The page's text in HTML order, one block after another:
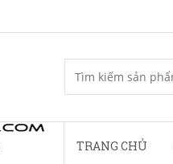
TRANG CHỦ